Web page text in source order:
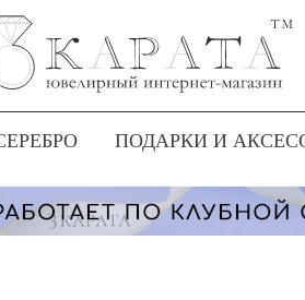
ПОДАРКИ И